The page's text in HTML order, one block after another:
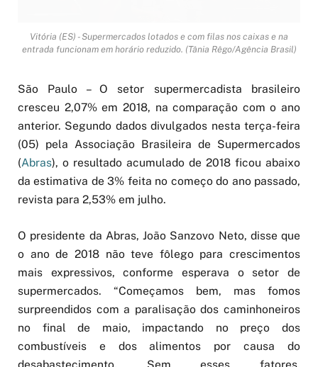
Vitória (ES) - Supermercados lotados e com filas nos caixas e na
entrada funcionam em horário reduzido. (Tânia Rêgo/Agência Brasil)
São Paulo – O setor supermercadista brasileiro
cresceu 2,07% em 2018, na comparação com o ano
anterior. Segundo dados divulgados nesta terça-feira
(05) pela Associação Brasileira de Supermercados
(Abras), o resultado acumulado de 2018 ficou abaixo
da estimativa de 3% feita no começo do ano passado,
revista para 2,53% em julho.
O presidente da Abras, João Sanzovo Neto, disse que
o ano de 2018 não teve fôlego para crescimentos
mais expressivos, conforme esperava o setor de
supermercados. “Começamos bem, mas fomos
surpreendidos com a paralisação dos caminhoneiros
no final de maio, impactando no preço dos
combustíveis e dos alimentos por causa do
desabastecimento. Sem esses fatores,